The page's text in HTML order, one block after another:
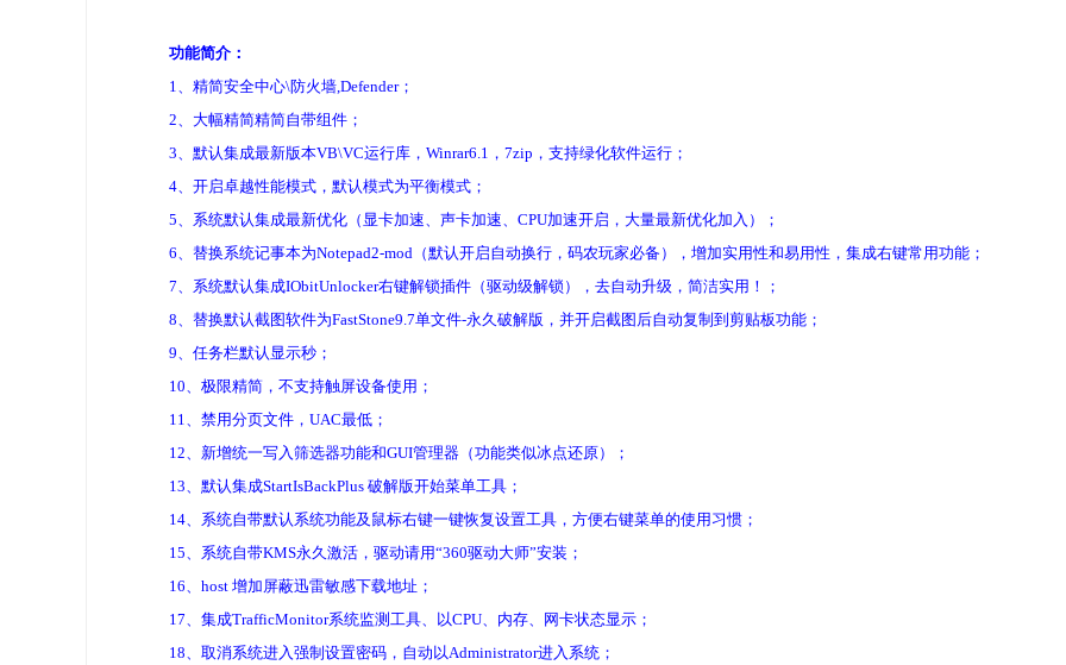
功能简介：
1、精简安全中心\防火墙,Defender；
2、大幅精简精简自带组件；
3、默认集成最新版本VB\VC运行库，Winrar6.1，7zip，支持绿化软件运行；
4、开启卓越性能模式，默认模式为平衡模式；
5、系统默认集成最新优化（显卡加速、声卡加速、CPU加速开启，大量最新优化加入）；
6、替换系统记事本为Notepad2-mod（默认开启自动换行，码农玩家必备），增加实用性和易用性，集成右键常用功能；
7、系统默认集成IObitUnlocker右键解锁插件（驱动级解锁），去自动升级，简洁实用！；
8、替换默认截图软件为FastStone9.7单文件-永久破解版，并开启截图后自动复制到剪贴板功能；
9、任务栏默认显示秒；
10、极限精简，不支持触屏设备使用；
11、禁用分页文件，UAC最低；
12、新增统一写入筛选器功能和GUI管理器（功能类似冰点还原）；
13、默认集成StartIsBackPlus 破解版开始菜单工具；
14、系统自带默认系统功能及鼠标右键一键恢复设置工具，方便右键菜单的使用习惯；
15、系统自带KMS永久激活，驱动请用“360驱动大师”安装；
16、host 增加屏蔽迅雷敏感下载地址；
17、集成TrafficMonitor系统监测工具、以CPU、内存、网卡状态显示；
18、取消系统进入强制设置密码，自动以Administrator进入系统；